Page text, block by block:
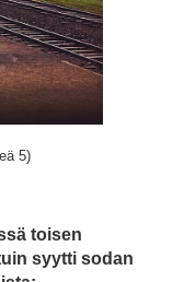
5)
toisen
syytti sodan